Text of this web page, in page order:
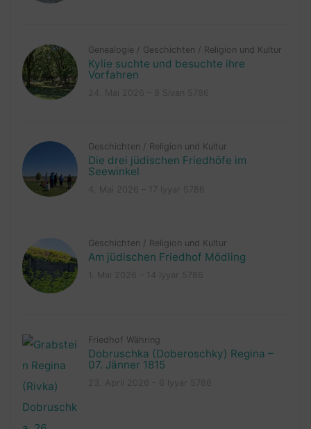
Genealogie / Geschichten / Religion und Kultur
Kylie suchte und besuchte ihre
Vorfahren
Geschichten / Religion und Kultur
Die drei jüdischen Friedhöfe im
Seewinkel
Geschichten / Religion und Kultur
Am jüdischen Friedhof Mödling
Friedhof Währing
Dobruschka (Doberoschky) Regina –
07. Jänner 1815